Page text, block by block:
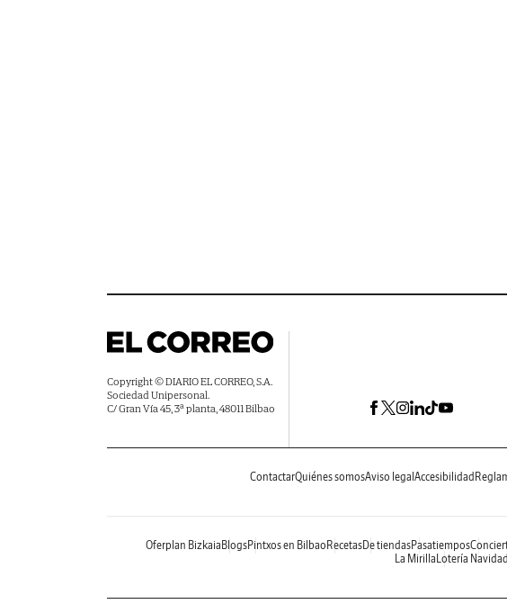
Copyright © DIARIO EL CORREO, S.A.
Sociedad Unipersonal.
C/ Gran Vía 45, 3ª planta, 48011 Bilbao
ContactarQuiénes somosAviso legal Accesibilidad
Oferplan Bizkaia BlogsPintxos en Bilbao RecetasDe tiendasPasatiempos
La Mirilla Lotería